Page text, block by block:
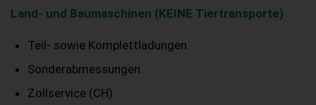
Land- und Baumaschinen (KEINE Tiertransporte)
Teil- sowie Komplettladungen
Sonderabmessungen
Zollservice (CH)